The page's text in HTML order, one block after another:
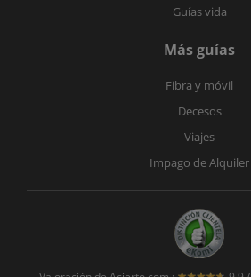
Guías vida
Más guías
Fibra y móvil
Decesos
Viajes
Impago de Alquiler